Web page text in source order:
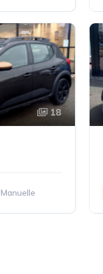
18
Manuelle